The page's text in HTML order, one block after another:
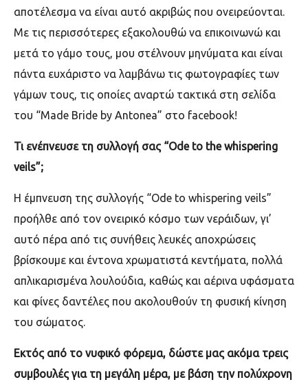
αποτέλεσμα να είναι αυτό ακριβώς που ονειρεύονται.
Με τις περισσότερες εξακολουθώ να επικοινωνώ και
μετά το γάμο τους, μου στέλνουν μηνύματα και είναι
πάντα ευχάριστο να λαμβάνω τις φωτογραφίες των
γάμων τους, τις οποίες αναρτώ τακτικά στη σελίδα
του “Made Bride by Antonea” στο facebook!
Τι ενέπνευσε τη συλλογή σας “Ode to the whispering
veils”;
Η έμπνευση της συλλογής “Ode to whispering veils”
προήλθε από τον ονειρικό κόσμο των νεράιδων, γι’
αυτό πέρα από τις συνήθεις λευκές αποχρώσεις
βρίσκουμε και έντονα χρωματιστά κεντήματα, πολλά
απλικαρισμένα λουλούδια, καθώς και αέρινα υφάσματα
και φίνες δαντέλες που ακολουθούν τη φυσική κίνηση
του σώματος.
Εκτός από το νυφικό φόρεμα, δώστε μας ακόμα τρεις
συμβουλές για τη μεγάλη μέρα, με βάση την πολύχρονη